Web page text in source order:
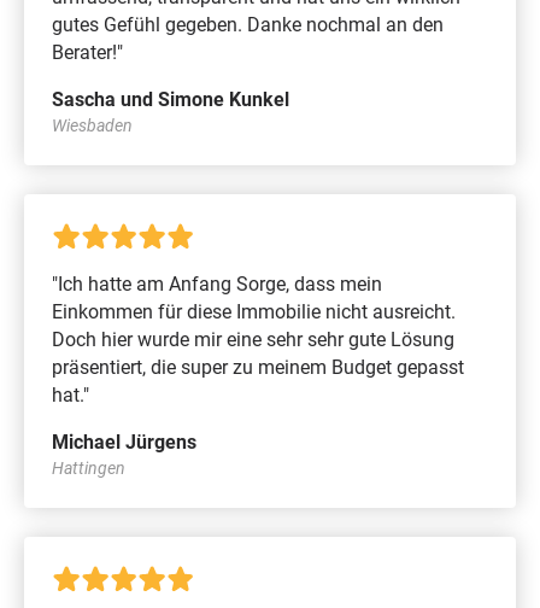
gutes Gefühl gegeben. Danke nochmal an den
Berater!"
Sascha und Simone Kunkel
Wiesbaden
"Ich hatte am Anfang Sorge, dass mein
Einkommen für diese Immobilie nicht ausreicht.
Doch hier wurde mir eine sehr sehr gute Lösung
präsentiert, die super zu meinem Budget gepasst
hat."
Michael Jürgens
Hattingen